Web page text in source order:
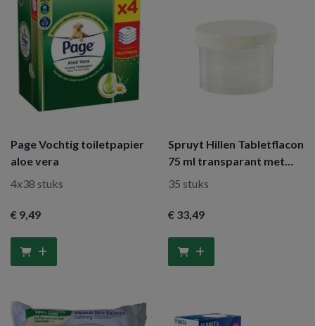
Page Vochtig toiletpapier
aloe vera
4x38 stuks
€ 9,49
Spruyt Hillen Tabletflacon
75 ml transparant met
dop
35 stuks
€ 33,49